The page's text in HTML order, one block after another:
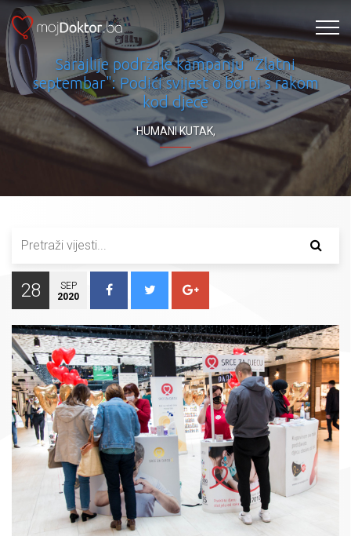
Sarajlije podržale kampanju "Zlatni
septembar": Podići svijest o borbi s rakom
kod djece
HUMANI KUTAK,
28
SEP
2020